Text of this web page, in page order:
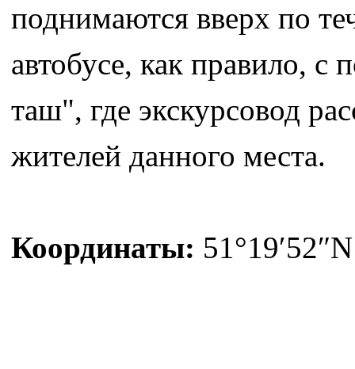
поднимаются вверх по
автобусе, как правило,
таш", где экскурсовод
жителей данного места.
Координаты: